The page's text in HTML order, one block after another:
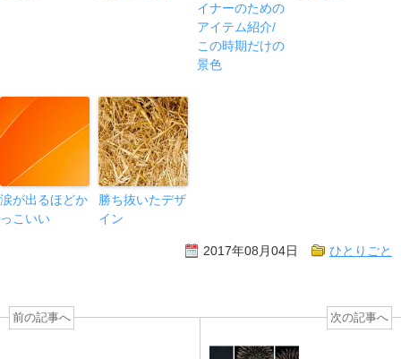
イナーのための
アイテム紹介/
この時期だけの
景色
涙が出るほどか
っこいい
勝ち抜いたデザ
イン
2017年08月04日 ひとりごと
前の記事へ 次の記事へ